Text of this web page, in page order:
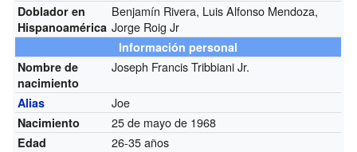
Doblador en
Hispanoamérica
Benjamín Rivera, Luis Alfonso Mendoza,
Jorge Roig Jr
Información personal
Nombre de
nacimiento
Joseph Francis Tribbiani Jr.
Alias Joe
Nacimiento 25 de mayo de 1968
Edad 26-35 años